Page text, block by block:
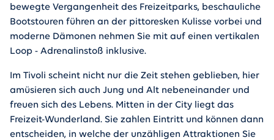
bewegte Vergangenheit des Freizeitparks, beschauliche
Bootstouren führen an der pittoresken Kulisse vorbei und
moderne Dämonen nehmen Sie mit auf einen vertikalen
Loop - Adrenalinstoß inklusive.
Im Tivoli scheint nicht nur die Zeit stehen geblieben, hier
amüsieren sich auch Jung und Alt nebeneinander und
freuen sich des Lebens. Mitten in der City liegt das
Freizeit-Wunderland. Sie zahlen Eintritt und können dann
entscheiden, in welche der unzähligen Attraktionen Sie